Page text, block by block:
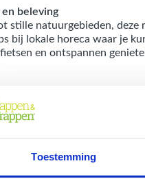
Toestemming
en beleving
stille natuurgebieden,
bij lokale horeca waar je
en ontspannen